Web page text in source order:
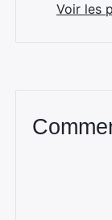
Voir les